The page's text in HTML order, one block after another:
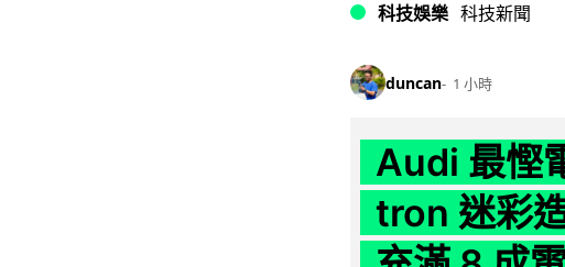
科技娛樂 科技新聞
duncan 1 小時
Audi 最慳
tron 迷彩